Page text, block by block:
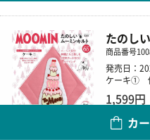
たのし
商品番号
発売日：
ケーキ①
1,599円
カ